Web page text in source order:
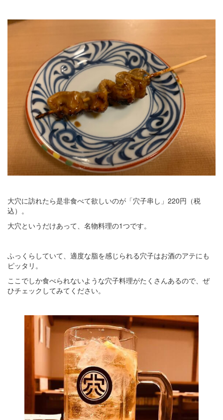
大穴に訪れたら是非食べて欲しいのが「穴子串し」220円（税
込）。
大穴というだけあって、名物料理の1つです。
ふっくらしていて、適度な脂を感じられる穴子はお酒のアテにも
ピッタリ。
ここでしか食べられないような穴子料理がたくさんあるので、ぜ
ひチェックしてみてください。